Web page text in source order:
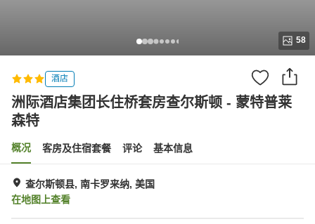
58
酒店
洲际酒店集团长住桥套房查尔斯顿 - 蒙特普莱
森特
概况 客房及住宿套餐 评论 基本信息
查尔斯顿县, 南卡罗来纳, 美国
在地图上查看